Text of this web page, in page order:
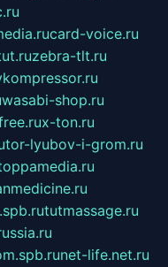
card-voice.ru
zebra-tlt.ru
wasabi-shop.ru
x-ton.ru
tor-lyubov-i-grom.ru
tutmassage.ru
net-life.net.ru